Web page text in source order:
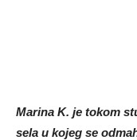
Marina K. je tokom
sela u kojeg se